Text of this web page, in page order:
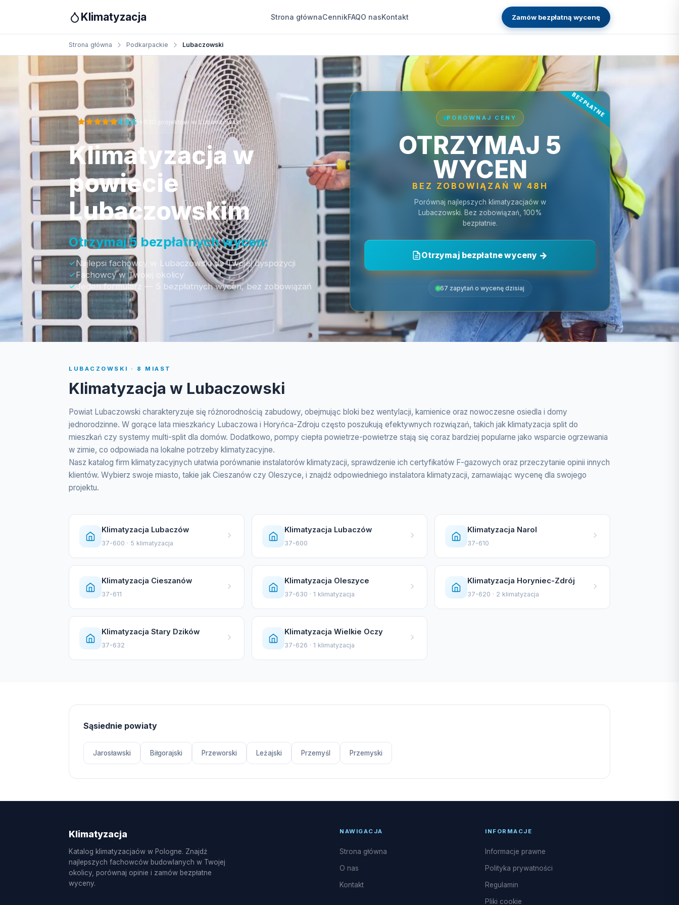
Klimatyzacja Strona głównaCennikFAQO nasKontakt Zamów bezpłatną wycenę
Strona główna Podkarpackie Lubaczowski
4.8/5 +930 projektów w Lubaczowski
Klimatyzacja w
powiecie
Lubaczowskim
Otrzymaj 5 bezpłatnych wycen:
Najlepsi fachowcy w Lubaczowski do Twojej dyspozycji
Fachowcy w Twojej okolicy
Jeden formularz — 5 bezpłatnych wycen, bez zobowiązań
PORÓWNAJ CENY
OTRZYMAJ 5
WYCEN
BEZ ZOBOWIĄZAŃ W 48H
Porównaj najlepszych klimatyzacjaów w
Lubaczowski. Bez zobowiązań, 100%
bezpłatnie.
Otrzymaj bezpłatne wyceny
67 zapytań o wycenę dzisiaj
LUBACZOWSKI · 8 MIAST
Klimatyzacja w Lubaczowski
Powiat Lubaczowski charakteryzuje się różnorodnością zabudowy, obejmując bloki bez wentylacji, kamienice oraz nowoczesne osiedla i domy
jednorodzinne. W gorące lata mieszkańcy Lubaczowa i Horyńca-Zdroju często poszukują efektywnych rozwiązań, takich jak klimatyzacja split do
mieszkań czy systemy multi-split dla domów. Dodatkowo, pompy ciepła powietrze-powietrze stają się coraz bardziej popularne jako wsparcie ogrzewania
w zimie, co odpowiada na lokalne potrzeby klimatyzacyjne.
Nasz katalog firm klimatyzacyjnych ułatwia porównanie instalatorów klimatyzacji, sprawdzenie ich certyfikatów F-gazowych oraz przeczytanie opinii innych
klientów. Wybierz swoje miasto, takie jak Cieszanów czy Oleszyce, i znajdź odpowiedniego instalatora klimatyzacji, zamawiając wycenę dla swojego
projektu.
Klimatyzacja Lubaczów
37-600 · 5 klimatyzacja
Klimatyzacja Lubaczów
37-600
Klimatyzacja Narol
37-610
Klimatyzacja Cieszanów
37-611
Klimatyzacja Oleszyce
37-630 · 1 klimatyzacja
Klimatyzacja Horyniec-Zdrój
37-620 · 2 klimatyzacja
Klimatyzacja Stary Dzików
37-632
Klimatyzacja Wielkie Oczy
37-626 · 1 klimatyzacja
Sąsiednie powiaty
Jarosławski Biłgorajski Przeworski Leżajski Przemyśl Przemyski
Klimatyzacja
Katalog klimatyzacjaów w Pologne. Znajdź
najlepszych fachowców budowlanych w Twojej
okolicy, porównaj opinie i zamów bezpłatne
wyceny.
NAWIGACJA
Strona główna
O nas
Kontakt
INFORMACJE
Informacje prawne
Polityka prywatności
Regulamin
Pliki cookie